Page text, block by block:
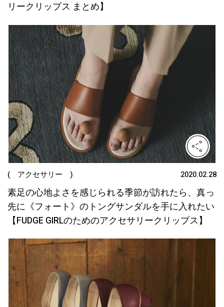
リークリップス まとめ】
( アクセサリー ) 2020.02.28
素足の心地よさを感じられる季節が訪れたら、真っ
先に《フォート》のトングサンダルを手に入れたい
【FUDGE GIRLのためのアクセサリークリップス】